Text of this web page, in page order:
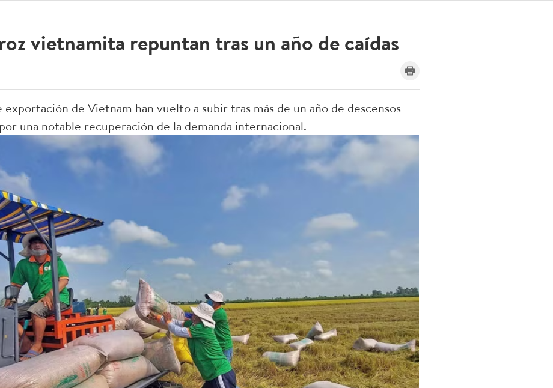
vietnamita repuntan tras un año de caídas
exportación de Vietnam han vuelto a subir tras más de un año de descensos
una notable recuperación de la demanda internacional.